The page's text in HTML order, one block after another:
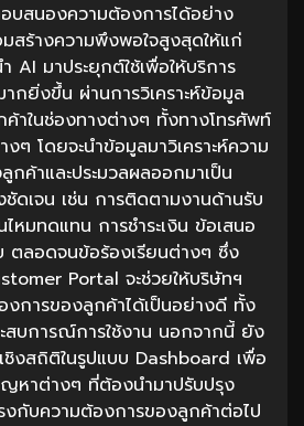
บสนองความต้องการได้อย่าง
มสร้างความพึงพอใจสูงสุดให้แก่
AI มาประยุกต์ใช้เพื่อให้บริการ
กยิ่งขึ้น ผ่านการวิเคราะห์ข้อมูล
าในช่องทางต่างๆ ทั้งทางโทรศัพท์
งๆ โดยจะนำข้อมูลมาวิเคราะห์ความ
ค้าและประมวลผลออกมาเป็น
ดเจน เช่น การติดตามงานด้านรับ
หมทดแทน การชำระเงิน ข้อเสนอ
ตลอดจนข้อร้องเรียนต่างๆ ซึ่ง
Portal จะช่วยให้บริษัทฯ
งการของลูกค้าได้เป็นอย่างดี ทั้ง
สบการณ์การใช้งาน นอกจากนี้ ยัง
ชิงสถิติในรูปแบบ Dashboard เพื่อ
หาต่างๆ ที่ต้องนำมาปรับปรุง
กับความต้องการของลูกค้าต่อไป